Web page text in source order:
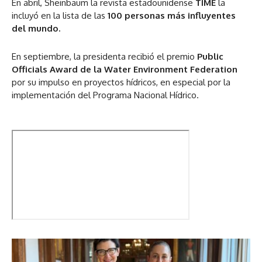
En abril, Sheinbaum la revista estadounidense TIME la
incluyó en la lista de las 100 personas más influyentes
del mundo.
En septiembre, la presidenta recibió el premio Public
Officials Award de la Water Environment Federation
por su impulso en proyectos hídricos, en especial por la
implementación del Programa Nacional Hídrico.